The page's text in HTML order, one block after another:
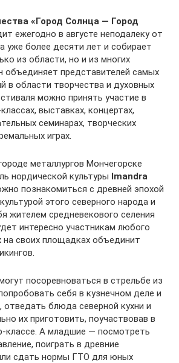
«Город Солнца — Город
ежегодно в августе неподалеку от
уже более десяти лет и собирает
из области, но и из многих
объединяет представителей самых
в области творчества и духовных
можно принять участие в
выставках, концертах,
семинарах, творческих
играх.
металлургов Мончегорске
нордической культуры Imandra
познакомиться с древней эпохой
этого северного народа и
жителем средневекового селения
интересно участникам любого
на своих площадках объединит
посоревноваться в стрельбе из
себя в кузнечном деле и
отведать блюда северной кухни и
их приготовить, поучаствовав в
классе. А младшие — посмотреть
поиграть в древние
сдать нормы ГТО для юных